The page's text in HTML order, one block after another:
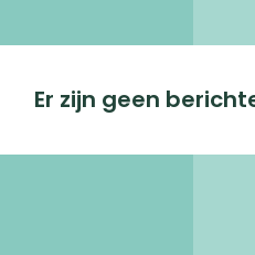
Er zijn geen